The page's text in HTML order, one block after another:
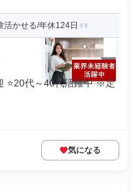
活かせる/年休124日
⭐20代～40代活躍中 ※定
気になる